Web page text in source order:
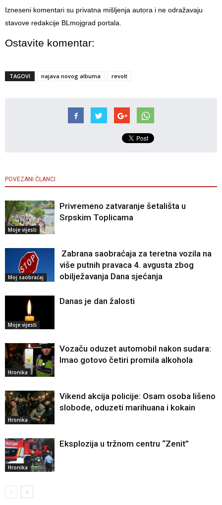
Izneseni komentari su privatna mišljenja autora i ne odražavaju
stavove redakcije BLmojgrad portala.
Ostavite komentar:
TAGOVI najava novog albuma revolt
POVEZANI ČLANCI
Moje vijesti
Privremeno zatvaranje šetališta u
Srpskim Toplicama
Moj saobraćaj
Zabrana saobraćaja za teretna vozila na
više putnih pravaca 4. avgusta zbog
obilježavanja Dana sjećanja
Moje vijesti
Danas je dan žalosti
Hronika
Vozaču oduzet automobil nakon sudara:
Imao gotovo četiri promila alkohola
Hronika
Vikend akcija policije: Osam osoba lišeno
slobode, oduzeti marihuana i kokain
Hronika
Eksplozija u tržnom centru “Zenit”